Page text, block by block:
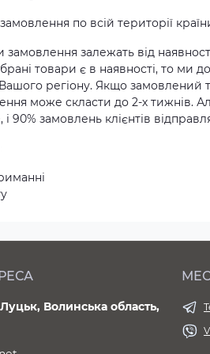
по всій території
замовлення залежать від
товари є в наявності, то ми
Вашого регіону. Якщо замовлений
може скласти до 2-х тижнів.
90% замовлень клієнтів
Волинська область,